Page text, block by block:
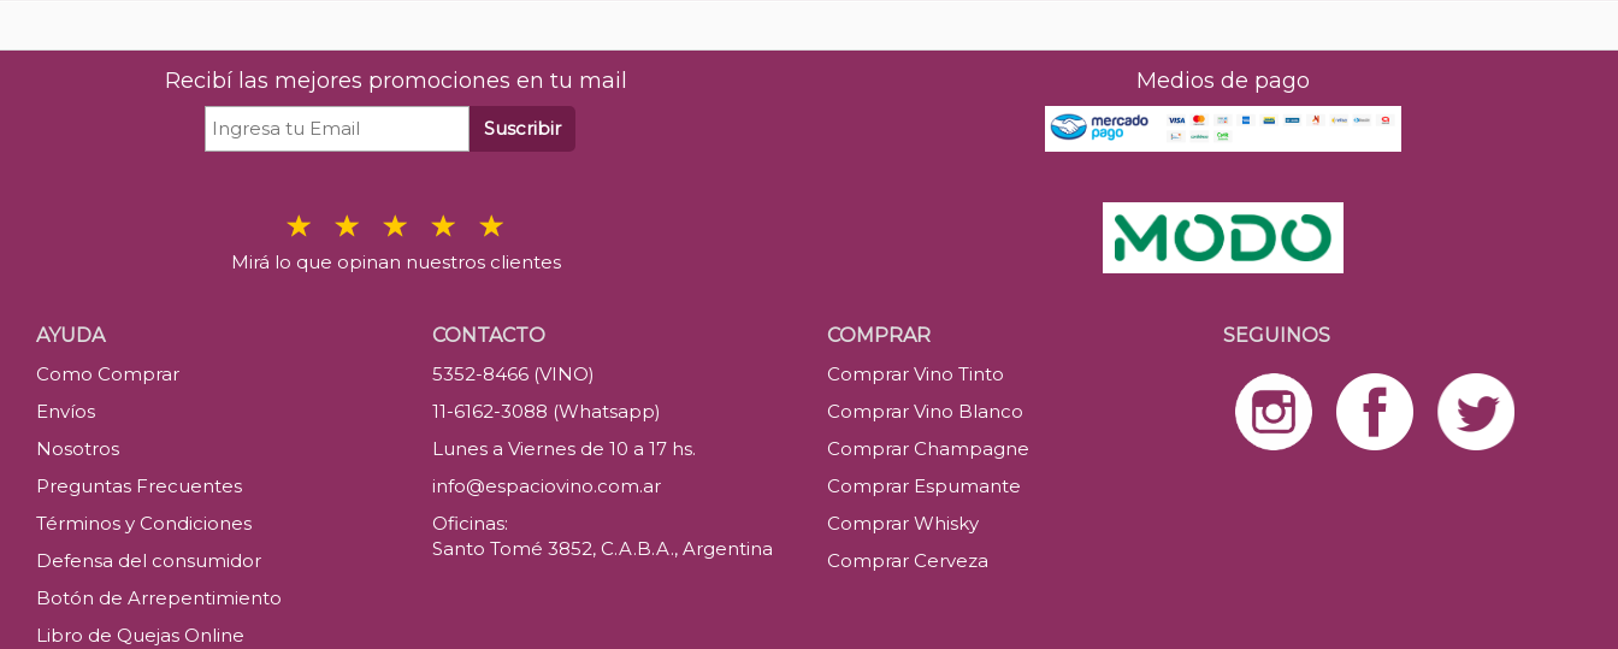
Recibí las mejores promociones en tu mail
Suscribir
Mirá lo que opinan nuestros clientes
Medios de pago
AYUDA
Como Comprar
Envíos
Nosotros
Preguntas Frecuentes
Términos y Condiciones
Defensa del consumidor
Botón de Arrepentimiento
Libro de Quejas Online
CONTACTO
5352-8466 (VINO)
11-6162-3088 (Whatsapp)
Lunes a Viernes de 10 a 17 hs.
info@espaciovino.com.ar
Oficinas:
Santo Tomé 3852, C.A.B.A., Argentina
COMPRAR
Comprar Vino Tinto
Comprar Vino Blanco
Comprar Champagne
Comprar Espumante
Comprar Whisky
Comprar Cerveza
SEGUINOS